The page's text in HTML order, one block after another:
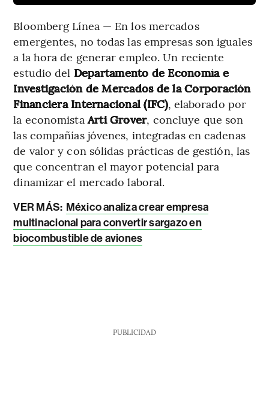
Bloomberg Línea — En los mercados
emergentes, no todas las empresas son iguales
a la hora de generar empleo. Un reciente
estudio del Departamento de Economía e
Investigación de Mercados de la Corporación
Financiera Internacional (IFC), elaborado por
la economistaArti Grover, concluye que son
las compañías jóvenes, integradas en cadenas
de valor y con sólidas prácticas de gestión, las
que concentran el mayor potencial para
dinamizar el mercado laboral.
VER MÁS: México analiza crear empresa
multinacional para convertir sargazo en
biocombustible de aviones
PUBLICIDAD